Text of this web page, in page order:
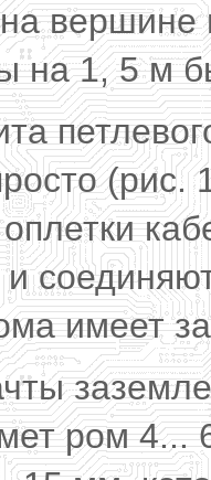
на 1, 5 м
имеет
ром 4...